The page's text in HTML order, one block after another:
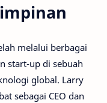
melalui berbagai
start-up di sebuah
global. Larry
sebagai CEO dan